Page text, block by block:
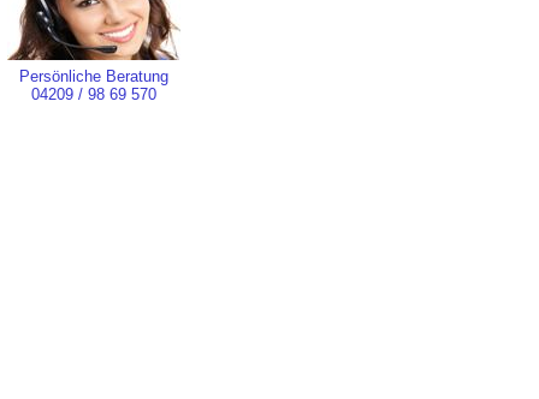
Persönliche Beratung
04209 / 98 69 570